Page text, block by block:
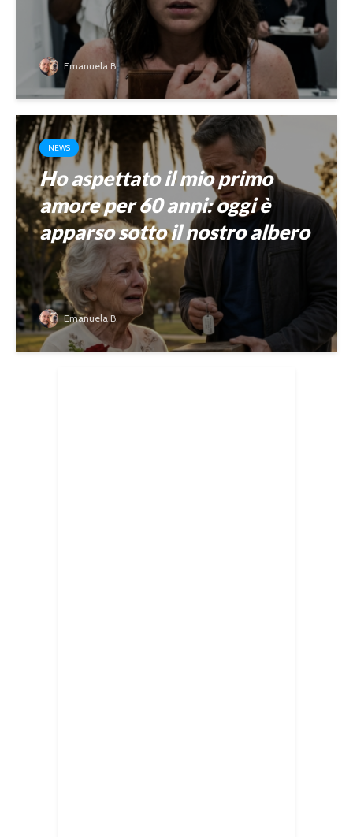
Emanuela B.
NEWS
Ho aspettato il mio primo
amore per 60 anni: oggi è
apparso sotto il nostro albero
Emanuela B.